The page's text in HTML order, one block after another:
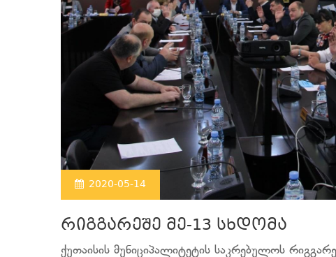
2020-05-14
რიგგარეშე მე-13 სხდომა
ქუთაისის მუნიციპალიტეტის საკრებულოს